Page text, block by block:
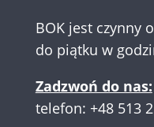
BOK jest czynny
do piątku w
Zadzwoń do nas:
telefon: +48 513